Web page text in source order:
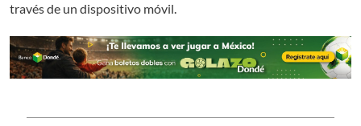
través de un dispositivo móvil.